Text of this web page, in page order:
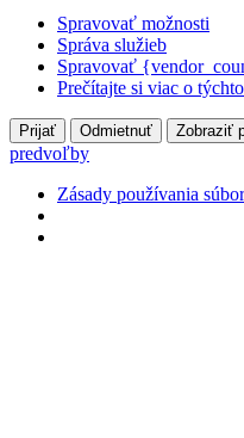
Spravovať možnosti
Správa služieb
Spravovať
Prečítajte si viac o
Prijať Odmietnuť Zobraziť
predvoľby
Zásady používania